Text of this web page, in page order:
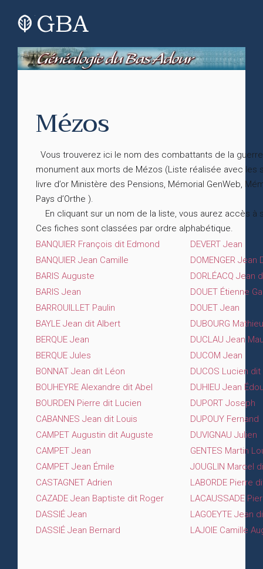
Mézos
Vous trouverez ici le nom des combattants de la
monument aux morts de Mézos (Liste réalisée avec les
livre d’or Ministère des Pensions, Mémorial GenWeb,
Pays d’Orthe ).
En cliquant sur un nom de la liste, vous aurez accès à
Ces fiches sont classées par ordre alphabétique.
BANQUIER François dit Edmond
DEVERT Jean
BANQUIER Jean Camille
DOMENGER Jean
BARIS Auguste
DORLÉACQ Jean
BARIS Jean
DOUET Étienne
BARROUILLET Paulin
DOUET Jean
BAYLE Jean dit Albert
DUBOURG
BERQUE Jean
DUCLAU Jean
BERQUE Jules
DUCOM Jean
BONNAT Jean dit Léon
DUCOS Lucien
BOUHEYRE Alexandre dit Abel
DUHIEU Jean
BOURDEN Pierre dit Lucien
DUPORT Joseph
CABANNES Jean dit Louis
DUPOUY Fernand
CAMPET Augustin dit Auguste
DUVIGNAU Julien
CAMPET Jean
GENTES Martin
CAMPET Jean Émile
JOUGLIN Marcel
CASTAGNET Adrien
LABORDE Pierre
CAZADE Jean Baptiste dit Roger
LACAUSSADE
DASSIÉ Jean
LAGOEYTE Jean
DASSIÉ Jean Bernard
LAJOIE Camille